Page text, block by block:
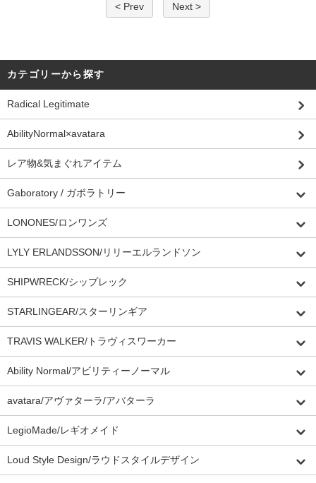
< Prev Next >
カテゴリーから探す
Radical Legitimate
AbilityNormal×avatara
レア物&気まぐれアイテム
Gaboratory / ガボラトリー
LONONES/ロンワンズ
LYLY ERLANDSSON/リリーエルランドソン
SHIPWRECK/シップレック
STARLINGEAR/スターリンギア
TRAVIS WALKER/トラヴィスワーカー
Ability Normal/アビリティーノーマル
avatara/アヴァターラ/アバターラ
LegioMade/レギオメイド
Loud Style Design/ラウドスタイルデザイン